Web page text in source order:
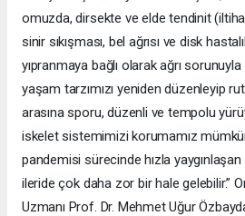
omuzda, dirsekte ve elde tendinit
sinir sıkışması, bel ağrısı ve disk
yıpranmaya bağlı olarak ağrı
yaşam tarzımızı yeniden düzenleyip
arasına sporu, düzenli ve tempolu
iskelet sistemimizi korumamız
pandemisi sürecinde hızla yaygınlaşan
ileride çok daha zor bir hale gelebilir.”
Uzmanı Prof. Dr. Mehmet Uğur